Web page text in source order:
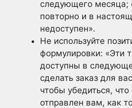
следующего месяца;
повторно и в
недоступен».
Не используйте
формулировки: «Эти
доступны в
сделать заказ для
чтобы убедиться, что
отправлен вам, как